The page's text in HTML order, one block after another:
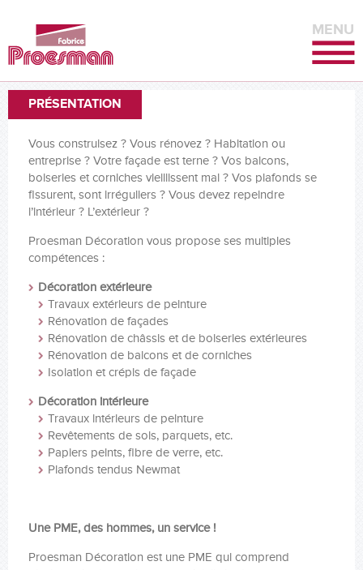
MENU
PRÉSENTATION
Vous construisez ? Vous rénovez ? Habitation ou
entreprise ? Votre façade est terne ? Vos balcons,
boiseries et corniches vieillissent mal ? Vos plafonds se
fissurent, sont irréguliers ? Vous devez repeindre
l’intérieur ? L’extérieur ?
Proesman Décoration vous propose ses multiples
compétences :
Décoration extérieure
Travaux extérieurs de peinture
Rénovation de façades
Rénovation de châssis et de boiseries extérieures
Rénovation de balcons et de corniches
Isolation et crépis de façade
Décoration intérieure
Travaux intérieurs de peinture
Revêtements de sols, parquets, etc.
Papiers peints, fibre de verre, etc.
Plafonds tendus Newmat
Une PME, des hommes, un service !
Proesman Décoration est une PME qui comprend